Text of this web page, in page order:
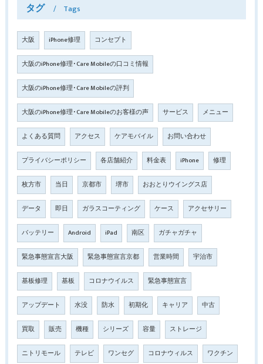
タグ Tags
大阪 iPhone修理 コンセプト
大阪のiPhone修理･Care Mobileの口コミ情報
大阪のiPhone修理･Care Mobileの評判
大阪のiPhone修理･Care Mobileのお客様の声 サービス メニュー
よくある質問 アクセス ケアモバイル お問い合わせ
プライバシーポリシー 各店舗紹介 料金表 iPhone 修理
枚方市 当日 京都市 堺市 おおとりウイングス店
データ 即日 ガラスコーティング ケース アクセサリー
バッテリー Android iPad 南区 ガチャガチャ
緊急事態宣言大阪 緊急事態宣言京都 営業時間 宇治市
基板修理 基板 コロナウイルス 緊急事態宣言
アップデート 水没 防水 初期化 キャリア 中古
買取 販売 機種 シリーズ 容量 ストレージ
ニトリモール テレビ ワンセグ コロナウィルス ワクチン